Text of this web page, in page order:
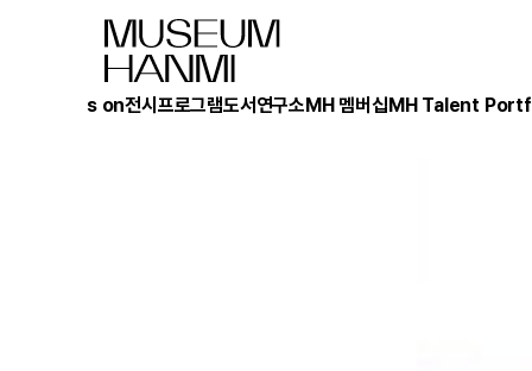
What's on전시 프로그램도서 연구소MH 멤버십MH Talent